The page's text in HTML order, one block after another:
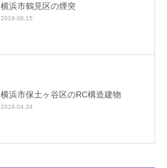
横浜市鶴見区の煙突
2019.06.15
横浜市保土ヶ谷区のRC構造建物
2019.04.24